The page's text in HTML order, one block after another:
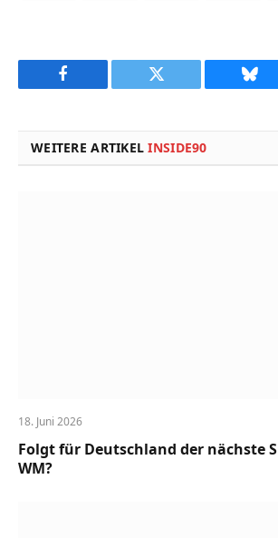
Facebook Twitter
WEITERE ARTIKELINSIDE90
18. Juni 2026
Folgt für Deutschland der nächste
WM?